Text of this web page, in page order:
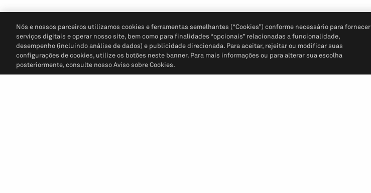
Nós e nossos parceiros utilizamos cookies e ferramentas semelhantes (“Cookies”) conforme necessário para fornecer
serviços digitais e operar nosso site, bem como para finalidades “opcionais” relacionadas a funcionalidade,
desempenho (incluindo análise de dados) e publicidade direcionada. Para aceitar, rejeitar ou modificar suas
configurações de cookies, utilize os botões neste banner. Para mais informações ou para alterar sua escolha
posteriormente, consulte nosso Aviso sobre Cookies.